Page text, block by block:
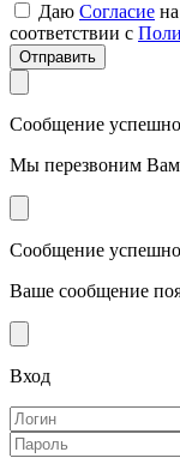
Даю Согласие
соответствии с
Отправить
Сообщение
Мы перезвоним
Сообщение
Ваше сообщение
Вход